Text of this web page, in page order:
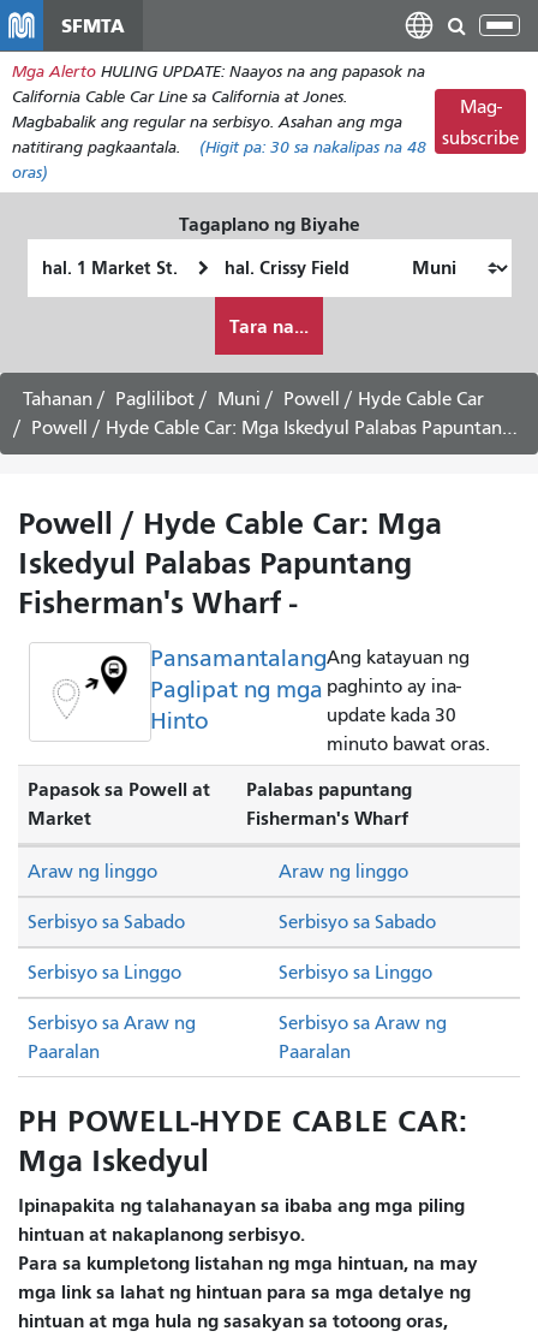
pangunahing
nilalaman
SFMTA
I-
ang
Mga Alerto HULING UPDATE: Naayos na ang papasok na
California Cable Car Line sa California at Jones.
Magbabalik ang regular na serbisyo. Asahan ang mga
natitirang pagkaantala.
(Higit pa: 30 sa nakalipas na 48
oras)
Mag-
subscribe
Tagaplano ng Biyahe
ko
gustong
maglakbay
Tara na...
Tahanan Paglilibot Muni
Powell / Hyde Cable Car
Powell / Hyde Cable Car: Mga Iskedyul Palabas Papuntang Fisherman's Wharf -
Powell / Hyde Cable Car: Mga
Iskedyul Palabas Papuntang
Fisherman's Wharf -
Pansamantalang
Paglipat ng mga
Hinto
Ang katayuan ng
paghinto ay ina-
update kada 30
minuto bawat oras.
Papasok sa Powell at
Market
Palabas papuntang
Fisherman's Wharf
Serbisyo sa Sabado Serbisyo sa Sabado
Serbisyo sa Linggo Serbisyo sa Linggo
Araw ng linggo Araw ng linggo
Serbisyo sa Araw ng
Paaralan
Serbisyo sa Araw ng
Paaralan
PH POWELL-HYDE CABLE CAR:
Mga Iskedyul
Ipinapakita ng talahanayan sa ibaba ang mga piling
hintuan at nakaplanong serbisyo.
Para sa kumpletong listahan ng mga hintuan, na may
mga link sa lahat ng hintuan para sa mga detalye ng
hintuan at mga hula ng sasakyan sa totoong oras,